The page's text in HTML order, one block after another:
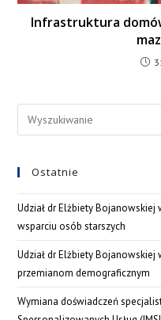
Infrastruktura
Ostatnie
Udział dr Elżbiety
wsparciu osób starszych
Udział dr Elżbiety
przemianom demograficznym
Wymiana doświadczeń